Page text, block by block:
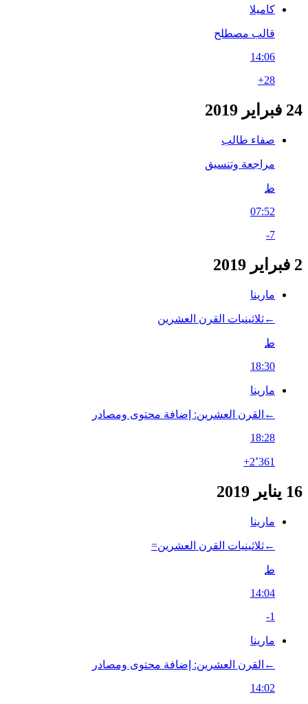
كاميلا
قالب مصطلح
14:06
+28
24 فبراير 2019
صفاء طالب
مراجعة وتنسيق
ط
07:52
-7
2 فبراير 2019
مارينا
←‏ثلاثينيات القرن العشرين
ط
18:30
مارينا
←‏القرن العشرين: إضافة محتوى ومصادر
18:28
+2٬361
16 يناير 2019
مارينا
←‏ثلاثينيات القرن العشرين=
ط
14:04
-1
مارينا
←‏القرن العشرين: إضافة محتوى ومصادر
14:02